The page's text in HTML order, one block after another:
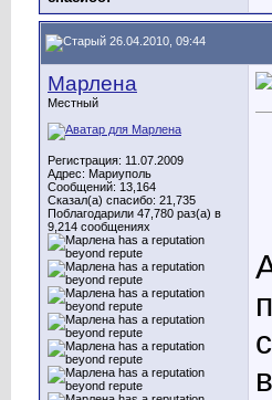
26.04.2010, 09:44
Марлена
Местный
Регистрация: 11.07.2009
Адрес: Мариуполь
Сообщений: 13,164
Сказал(а) спасибо: 21,735
Поблагодарили 47,780 раз(а) в
9,214 сообщениях